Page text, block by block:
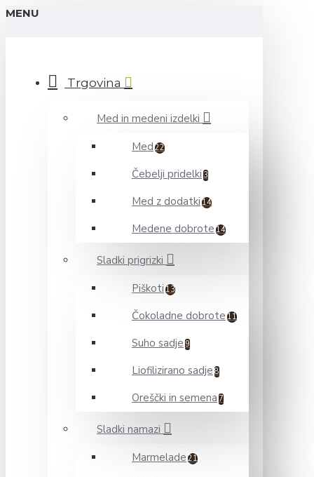
MENU
Trgovina
Med in medeni izdelki
Med 22
Čebelji pridelki 3
Med z dodatki 14
Medene dobrote 14
Sladki prigrizki
Piškoti 13
Čokoladne dobrote 11
Suho sadje 9
Liofilizirano sadje 8
Oreščki in semena 7
Sladki namazi
Marmelade 21